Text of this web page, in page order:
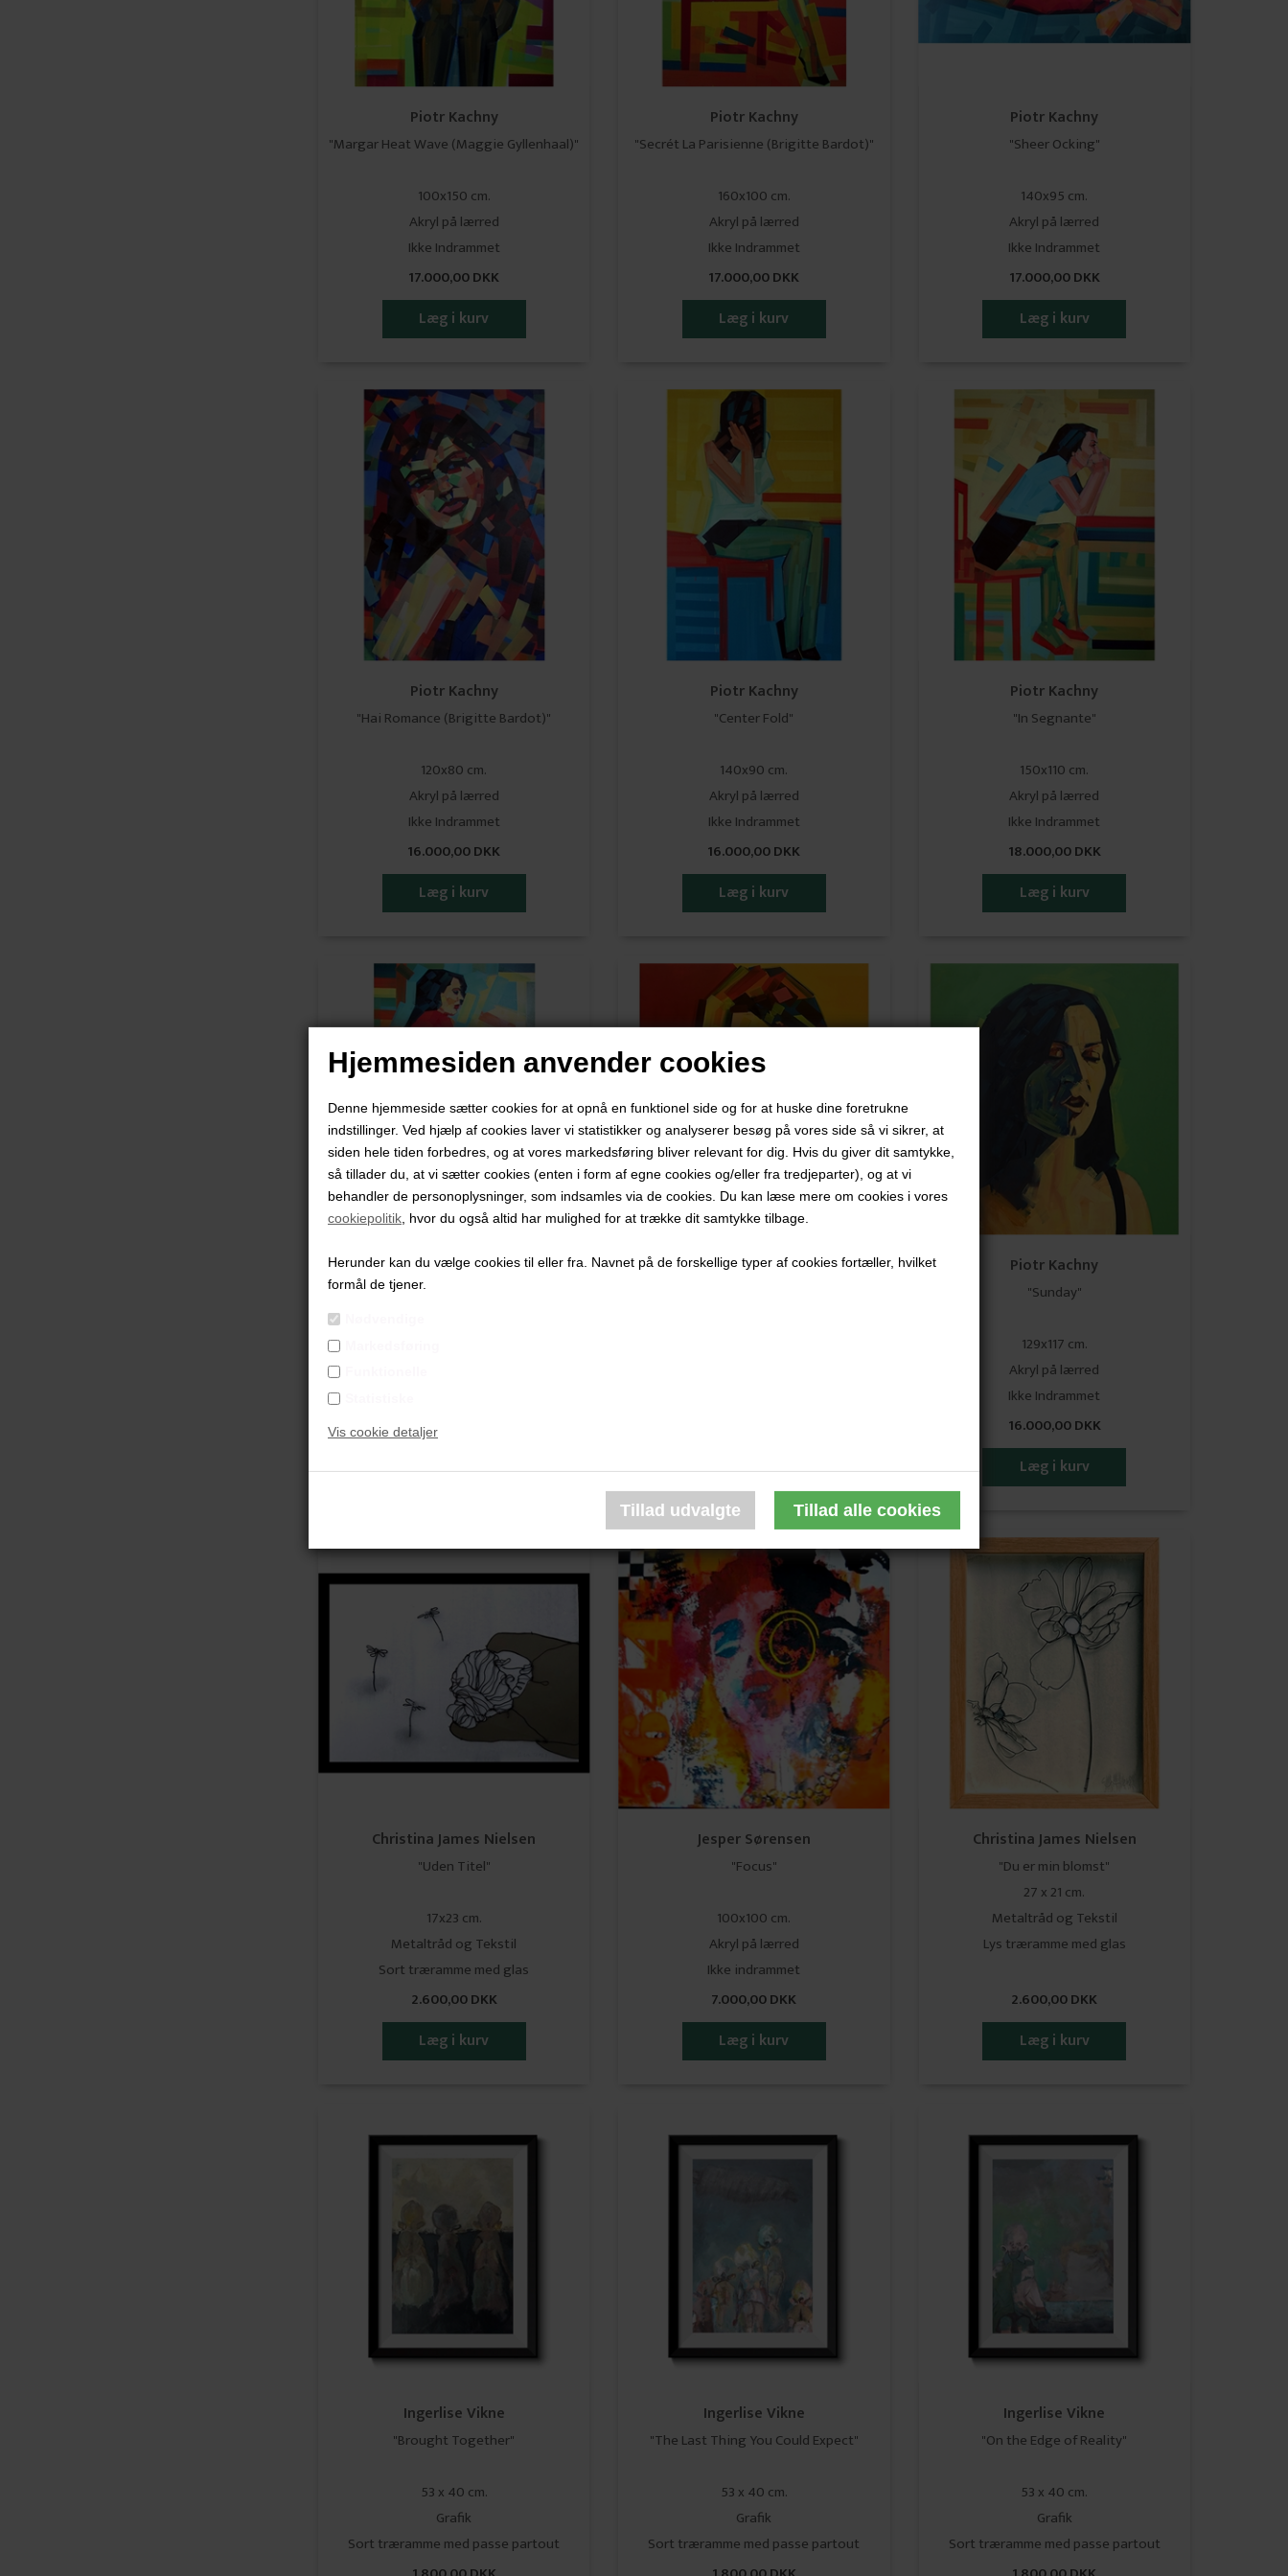
Hjemmesiden anvender cookies
Denne hjemmeside sætter cookies for at opnå en funktionel side og for at huske dine foretrukne
indstillinger. Ved hjælp af cookies laver vi statistikker og analyserer besøg på vores side så vi sikrer, at
siden hele tiden forbedres, og at vores markedsføring bliver relevant for dig. Hvis du giver dit samtykke,
så tillader du, at vi sætter cookies (enten i form af egne cookies og/eller fra tredjeparter), og at vi
behandler de personoplysninger, som indsamles via de cookies. Du kan læse mere om cookies i vores
cookiepolitik , hvor du også altid har mulighed for at trække dit samtykke tilbage.
Herunder kan du vælge cookies til eller fra. Navnet på de forskellige typer af cookies fortæller, hvilket
formål de tjener.
Vis cookie detaljer
Piotr Kachny
"Margar Heat Wave (Maggie Gyllenhaal)"
100x150 cm.
Akryl på lærred
​​​​​​​Ikke Indrammet
17.000,00 DKK
Piotr Kachny
"Secrét La Parisienne (Brigitte Bardot)"
160x100 cm.
Akryl på lærred
​​​​​​​Ikke Indrammet
17.000,00 DKK
Piotr Kachny
"Sheer Ocking"
140x95 cm.
Akryl på lærred
​​​​​​​Ikke Indrammet
17.000,00 DKK
Piotr Kachny
"Hai Romance (Brigitte Bardot)"
120x80 cm.
Akryl på lærred
​​​​​​​Ikke Indrammet
16.000,00 DKK
Piotr Kachny
"Center Fold"
140x90 cm.
Akryl på lærred
​​​​​​​Ikke Indrammet
16.000,00 DKK
Piotr Kachny
"In Segnante"
150x110 cm.
Akryl på lærred
​​​​​​​Ikke Indrammet
18.000,00 DKK
Piotr Kachny
"Erodate Room"
17.500,00 DKK
Piotr Kachny Piotr Kachny
"Sunday"
129x117 cm.
Akryl på lærred
​​​​​​​Ikke Indrammet
16.000,00 DKK
Christina James Nielsen
"Uden Titel"
17x23 cm.
Metaltråd og Tekstil
Sort træramme med glas
2.600,00 DKK
Jesper Sørensen
"Focus"
100x100 cm.
​​​​​​​Akryl på lærred
Ikke indrammet
7.000,00 DKK
Christina James Nielsen
"Du er min blomst"
27 x 21 cm.
Metaltråd og Tekstil
Lys træramme med glas
2.600,00 DKK
Ingerlise Vikne
"Brought Together"
53 x 40 cm.
Grafik
Sort træramme med passe partout
Ingerlise Vikne
"The Last Thing You Could Expect"
53 x 40 cm.
Grafik
Sort træramme med passe partout
Ingerlise Vikne
"On the Edge of Reality"
53 x 40 cm.
Grafik
Sort træramme med passe partout